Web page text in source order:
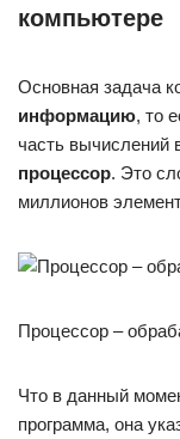
компьютере
Основная задача
информацию, то
часть вычислений
процессор. Это
миллионов
Процессор –
Что в данный
программа, она